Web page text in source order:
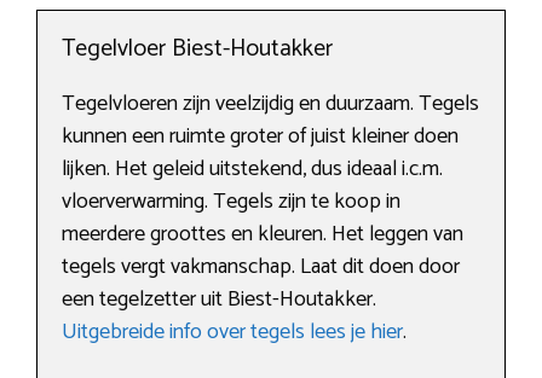
Tegelvloer Biest-Houtakker
Tegelvloeren zijn veelzijdig en duurzaam. Tegels
kunnen een ruimte groter of juist kleiner doen
lijken. Het geleid uitstekend, dus ideaal i.c.m.
vloerverwarming. Tegels zijn te koop in
meerdere groottes en kleuren. Het leggen van
tegels vergt vakmanschap. Laat dit doen door
een tegelzetter uit Biest-Houtakker.
Uitgebreide info over tegels lees je hier.